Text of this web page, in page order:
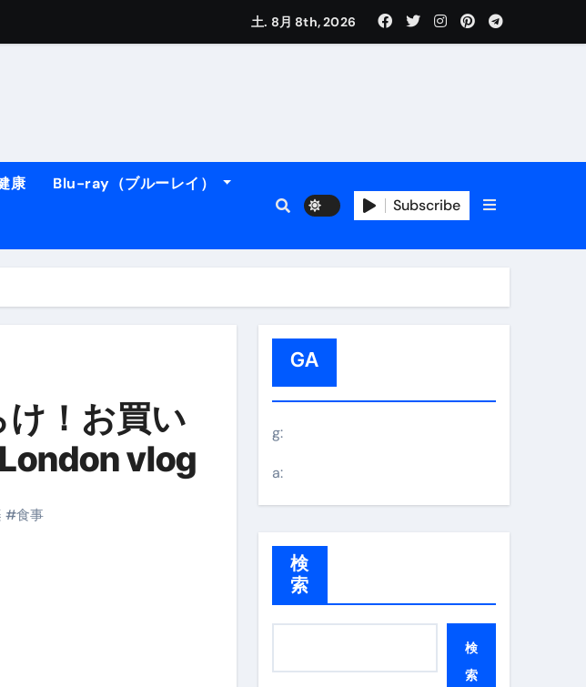
ィレンツェ)
一瞬で現実に引き戻されるデータです。
リアの楽園・ポジターノ＆アマルフィ海岸へ！
トラブル回避のリアルな裏技アド
旅vlog
てみた結果…
土. 8月 8th, 2026
康 Blu-ray（ブルーレイ）
Subscribe
け！お買い
vlog
#食事
GA
g:
a:
検
索
検
索